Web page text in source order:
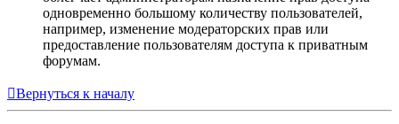
одновременно большому количеству пользователей,
например, изменение модераторских прав или
предоставление пользователям доступа к приватным
форумам.
Вернуться к началу